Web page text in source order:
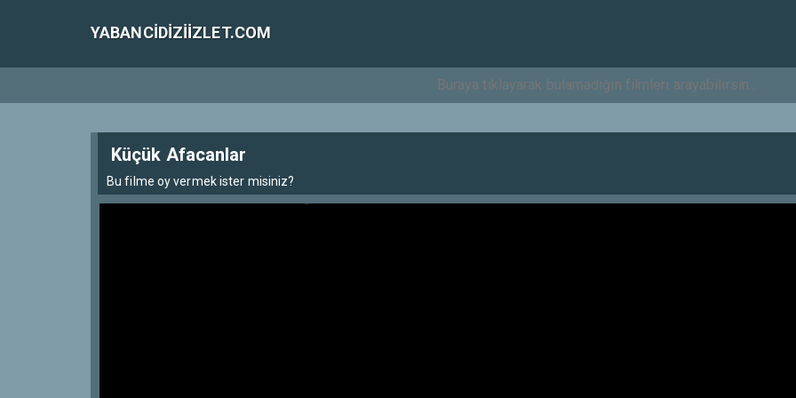
YABANCIDIZIIZLET.COM
Küçük Afacanlar
Bu filme oy vermek ister misiniz?